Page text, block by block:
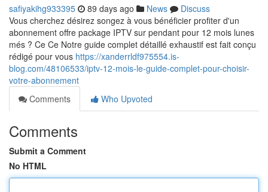
safiyakihg933395 89 days ago News
Discuss
Vous cherchez désirez songez à vous bénéficier profiter d'un
abonnement offre package IPTV sur pendant pour 12 mois lunes
més ? Ce Ce Notre guide complet détaillé exhaustif est fait conçu
rédigé pour vous https://xanderrldf975554.is-
blog.com/48106533/iptv-12-mois-le-guide-complet-pour-choisir-
votre-abonnement
Comments
Who Upvoted
Comments
Submit a Comment
No HTML